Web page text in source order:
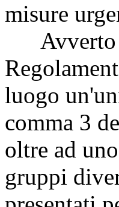
misure
Avverto
luogo
comma 3
oltre ad
gruppi